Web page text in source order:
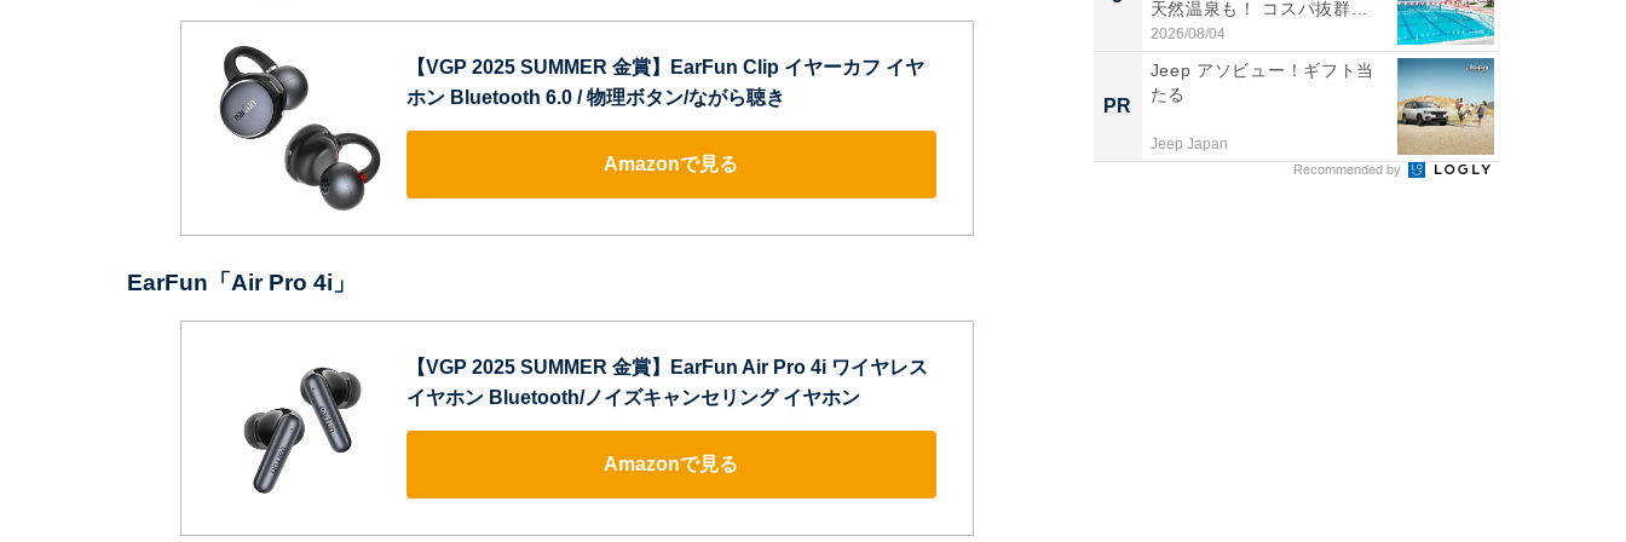
【VGP 2025 SUMMER 金賞】EarFun Clip イヤーカフ イヤ
ホン Bluetooth 6.0 / 物理ボタン/ながら聴き
Amazonで見る
EarFun「Air Pro 4i」
【VGP 2025 SUMMER 金賞】EarFun Air Pro 4i ワイヤレス
イヤホン Bluetooth/ノイズキャンセリング イヤホン
Amazonで見る
天然温泉も！ コスパ抜群...
2026/08/04
PR
Jeep アソビュー！ギフト当
たる
Jeep Japan
Recommended by